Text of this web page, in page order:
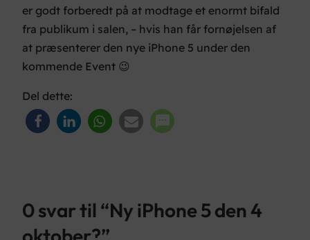
er godt forberedt på at modtage et enormt bifald
fra publikum i salen, – hvis han får fornøjelsen af
at præsenterer den nye iPhone 5 under den
kommende Event 😉
Del dette:
0 svar til “Ny iPhone 5 den 4